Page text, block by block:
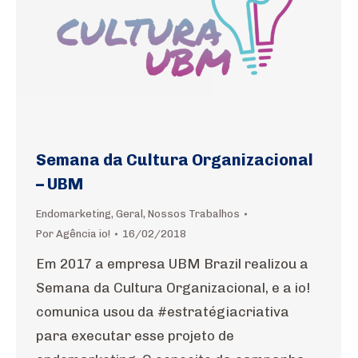
Semana da Cultura Organizacional
– UBM
Endomarketing, Geral , Nossos Trabalhos
Por Agência io! 16/02/2018
Em 2017 a empresa UBM Brazil realizou a
Semana da Cultura Organizacional, e a io!
comunica usou da #estratégiacriativa
para executar esse projeto de